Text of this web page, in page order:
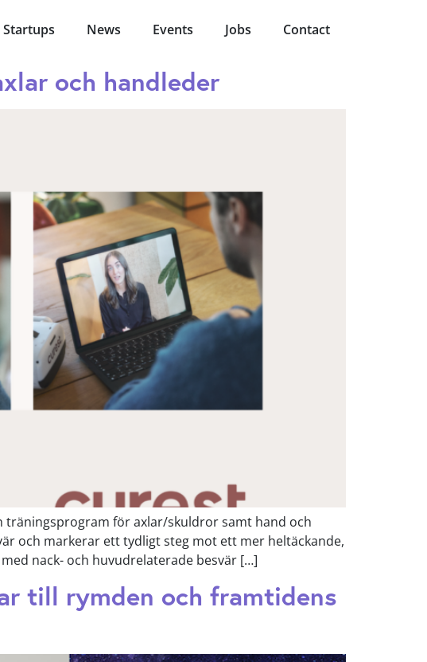
Startups News Events Jobs Contact
och handleder
träningsprogram för axlar/skuldror samt hand och
och markerar ett tydligt steg mot ett mer heltäckande,
nack- och huvudrelaterade besvär […]
till rymden och framtidens